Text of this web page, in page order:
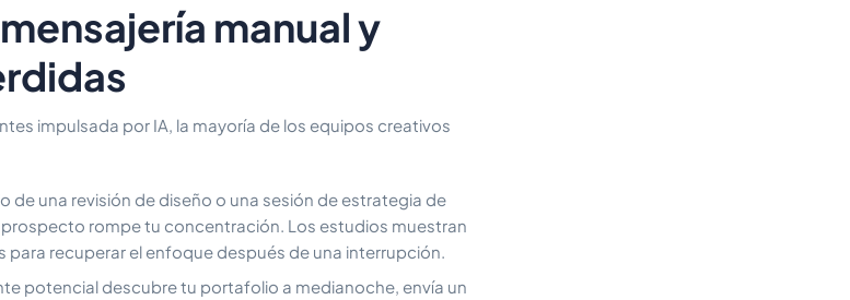
manual y
impulsada por IA, la mayoría de los equipos creativos
de una revisión de diseño o una sesión de estrategia de
rompe tu concentración. Los estudios muestran
recuperar el enfoque después de una interrupción.
potencial descubre tu portafolio a medianoche, envía un